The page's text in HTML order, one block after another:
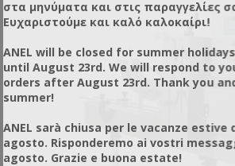
συσκευασίες όπως οι μερίδες γάμου
ταυτόχρονα δίνει πάντα ίδιο
και για βιδωτά καπάκια ( πλαστικά ή
όλους τους τύπους των δοχείων (
τετράγωνα ή άλλου σχήματος ) με
φ82. Δυναμικότητα : 1200 τεμ. / ώρα. Απαιτεί
στα μηνύματα και στις παραγγελίες
Ευχαριστούμε και καλό καλοκαίρι!
ANEL will be closed for summer
until August 23rd. We will respond to
orders after August 23rd. Thank you
summer!
ANEL sarà chiusa per le vacanze estive
agosto. Risponderemo ai vostri
agosto. Grazie e buona estate!